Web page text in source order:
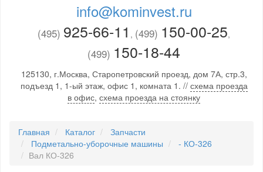
info@kominvest.ru
(495) 925-66-11 , (499) 150-00-25,
(499) 150-18-44
125130, г.Москва, Старопетровский проезд, дом 7А, стр.3,
подъезд 1, 1-ый этаж, офис 1, комната 1. // схема проезда
в офис, схема проезда на стоянку
Главная Каталог
Запчасти
Подметально-уборочные машины
- КО-326
Вал КО-326